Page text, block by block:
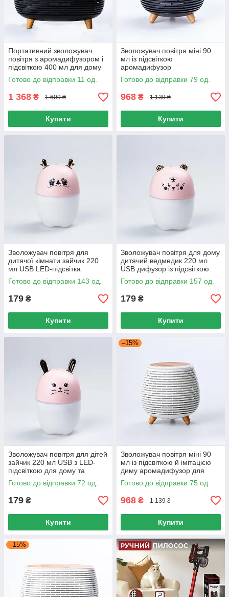
Портативний зволожувач
повітря з аромадифузором і
підсвіткою 400 мл для дому
та офісу
Готово до відправки 11 од.
1 368 ₴ 1 609 ₴
Купити
Зволожувач повітря міні 90
мл із підсвіткою
аромадифузор
ультразвуковий для дому та
офісу
Готово до відправки 79 од.
968 ₴ 1 139 ₴
Купити
Зволожувач повітря для
дитячої кімнати зайчик 220
мл USB LED-підсвітка
портативний дифузор
рожевий
Готово до відправки 143 од.
179 ₴
Купити
Зволожувач повітря для дому
дитячий ведмедик 220 мл
USB дифузор із підсвіткою
для дитячої кімнати
Готово до відправки 157 од.
179 ₴
Купити
Зволожувач повітря для дітей
зайчик 220 мл USB з LED-
підсвіткою для дому та
кімнати 15 кв.м.
Готово до відправки 72 од.
179 ₴
Купити
–15%
Зволожувач повітря міні 90
мл із підсвіткою й імітацією
диму аромадифузор для
дому безшумний
ультразвуковий
Готово до відправки 75 од.
968 ₴ 1 139 ₴
Купити
–15%